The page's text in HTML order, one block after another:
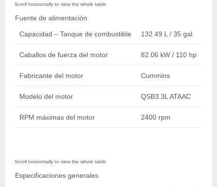
Fuente de alimentación
Capacidad – Tanque de combustible 132.49 L / 35 gal.
Caballos de fuerza del motor 82.06 kW / 110 hp
Fabricante del motor Cummins
Modelo del motor QSB3.3L ATAAC
RPM máximas del motor 2400 rpm
Especificaciones generales